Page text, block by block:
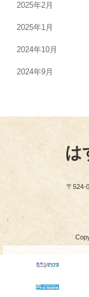
2025年2月
2025年1月
2024年10月
2024年9月
は
〒524-